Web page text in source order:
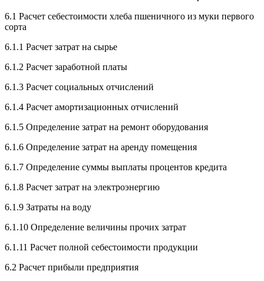
6.1 Расчет себестоимости хлеба пшеничного из муки первого
сорта
6.1.1 Расчет затрат на сырье
6.1.2 Расчет заработной платы
6.1.3 Расчет социальных отчислений
6.1.4 Расчет амортизационных отчислений
6.1.5 Определение затрат на ремонт оборудования
6.1.6 Определение затрат на аренду помещения
6.1.7 Определение суммы выплаты процентов кредита
6.1.8 Расчет затрат на электроэнергию
6.1.9 Затраты на воду
6.1.10 Определение величины прочих затрат
6.1.11 Расчет полной себестоимости продукции
6.2 Расчет прибыли предприятия